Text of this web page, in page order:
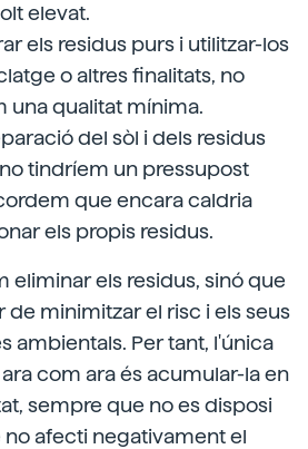
elevat.
els residus purs i utilitzar-los
o altres finalitats, no
una qualitat mínima.
del sòl i dels residus
tindríem un pressupost
que encara caldria
els propis residus.
eliminar els residus, sinó que
minimitzar el risc i els seus
ambientals. Per tant, l'única
com ara és acumular-la en
sempre que no es disposi
afecti negativament el